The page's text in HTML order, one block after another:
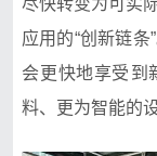
尽快转变⁠为可实
应用的“创新链
会‌更快地享受⁠到
料、更为‍智能的设